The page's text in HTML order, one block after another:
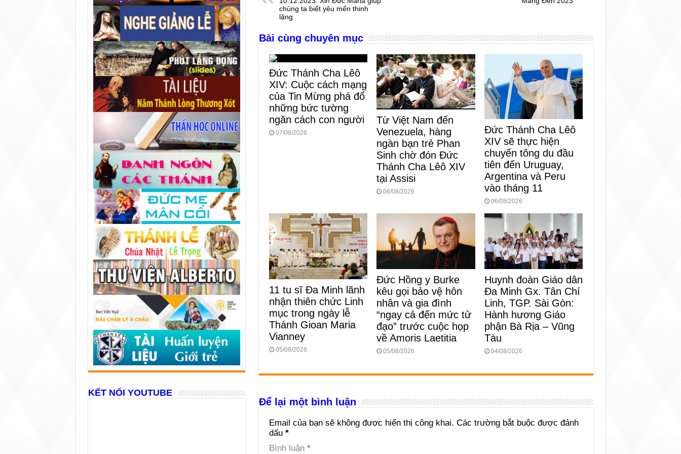
o
o
k
g
er
p
p
chúng ta biết yêu mến thinh
lặng
Bài cùng chuyên mục
Đức Thánh Cha Lêô
XIV: Cuộc cách mạng
của Tin Mừng phá đổ
những bức tường
ngăn cách con người
07/08/2026
Từ Việt Nam đến
Venezuela, hàng
ngàn bạn trẻ Phan
Sinh chờ đón Đức
Thánh Cha Lêô XIV
tại Assisi
06/08/2026
Đức Thánh Cha Lêô
XIV sẽ thực hiện
chuyến tông du đầu
tiên đến Uruguay,
Argentina và Peru
vào tháng 11
06/08/2026
11 tu sĩ Đa Minh lãnh
nhận thiên chức Linh
mục trong ngày lễ
Thánh Gioan Maria
Vianney
05/08/2026
Đức Hồng y Burke
kêu gọi bảo vệ hôn
nhân và gia đình
“ngay cả đến mức tử
đạo” trước cuộc họp
về Amoris Laetitia
05/08/2026
Huynh đoàn Giáo dân
Đa Minh Gx. Tân Chí
Linh, TGP. Sài Gòn:
Hành hương Giáo
phận Bà Rịa – Vũng
Tàu
04/08/2026
Để lại một bình luận
Email của bạn sẽ không được hiển thị công khai. Các trường bắt buộc được đánh
dấu *
Bình luận *
KẾT NỐI YOUTUBE